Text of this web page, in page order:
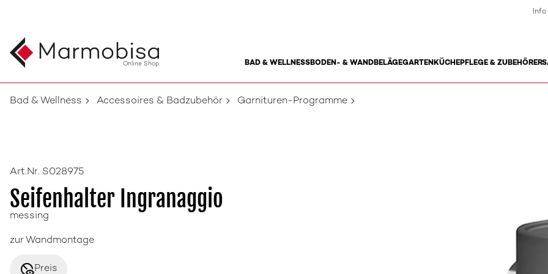
Online Shop BAD & WELLNESSBODEN- & WANDBELÄGEGARTENKÜCHEPFLEGE & ZUBEHÖR
Info
Bad & Wellness Accessoires & Badzubehör Garnituren-Programme
Art.Nr. S028975
Seifenhalter Ingranaggio
messing
zur Wandmontage
disabled_visiblePreis